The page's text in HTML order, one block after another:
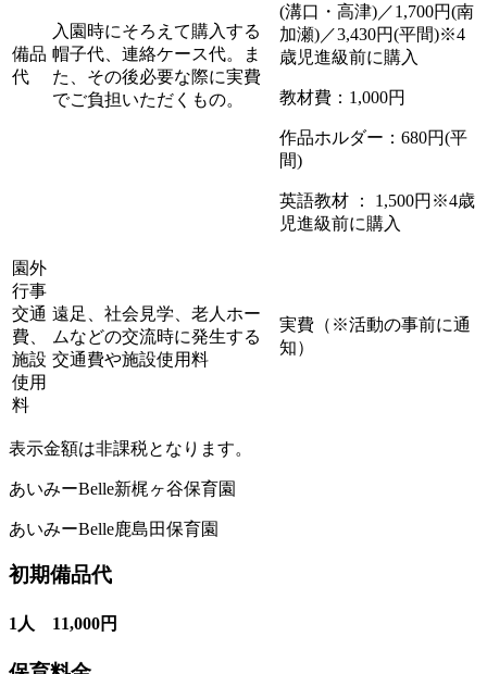
備品
代
入園時にそろえて購入する
帽子代、連絡ケース代。ま
た、その後必要な際に実費
でご負担いただくもの。
(溝口・高津)／1,700円(南
加瀬)／3,430円(平間)※4
歳児進級前に購入
教材費：1,000円
作品ホルダー：680円(平
間)
英語教材 ： 1,500円 ※4歳
児進級前に購入
園外
行事
交通
費、
施設
使用
料
遠足、社会見学、老人ホー
ムなどの交流時に発生する
交通費や施設使用料
実費（※活動の事前に通
知）
表示金額は非課税となります。
あいみーBelle新梶ヶ谷保育園
あいみーBelle鹿島田保育園
初期備品代
1人 11,000円